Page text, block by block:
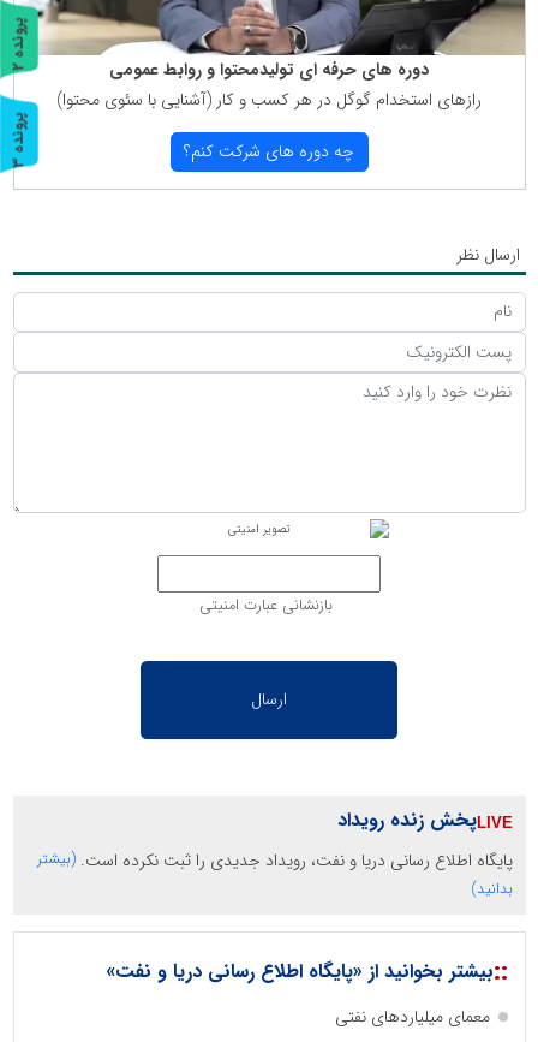
دوره های حرفه ای تولیدمحتوا و روابط عمومی
رازهای استخدام گوگل در هر كسب و كار (آشنایی با سئوی محتوا)
چه دوره های شركت كنم؟
ارسال نظر
بازنشانی عبارت امنیتی
پخش زنده رویداد
پایگاه اطلاع رسانی دریا و نفت، رویداد جدیدی را ثبت نکرده است. (بیشتر
بدانید)
::بیشتر بخوانید از «پایگاه اطلاع رسانی دریا و نفت»
معمای میلیاردهای نفتی
پ
ر
و
ن
د
ه
2
پ
ر
و
ن
د
ه
3